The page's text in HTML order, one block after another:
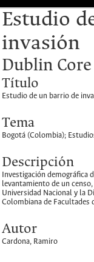
Estudio
invasión
Dublin Core
Título
Estudio de un barrio de
Tema
Bogotá (Colombia);
Descripción
Investigación demográfica
levantamiento de un
Universidad Nacional y la
Colombiana de Facultades
Autor
Cardona, Ramiro